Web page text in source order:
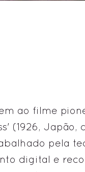
ao filme
(1926, Japão,
pela
digital e